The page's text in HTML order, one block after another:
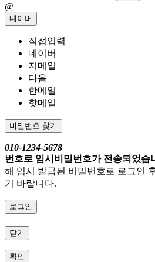
@
네이버
직접입력
네이버
지메일
다음
한메일
핫메일
비밀번호 찾기
010-1234-5678
번호로 임시비밀번호가 전송되었습
해 임시 발급된 비밀번호로 로그인
기 바랍니다.
로그인
닫기
확인